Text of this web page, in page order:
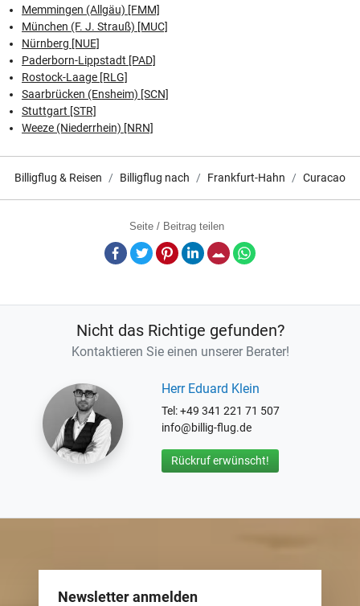
Memmingen (Allgäu) [FMM]
München (F. J. Strauß) [MUC]
Nürnberg [NUE]
Paderborn-Lippstadt [PAD]
Rostock-Laage [RLG]
Saarbrücken (Ensheim) [SCN]
Stuttgart [STR]
Weeze (Niederrhein) [NRN]
Billigflug & Reisen Billigflug nach Frankfurt-Hahn Curacao
Seite / Beitrag teilen
Facebook
TwitterPinterestLinkedInE-Mail
Nicht das Richtige gefunden?
Kontaktieren Sie einen unserer Berater!
Herr Eduard Klein
Tel: +49 341 221 71 507
info@billig-flug.de
Rückruf erwünscht!
Newsletter anmelden